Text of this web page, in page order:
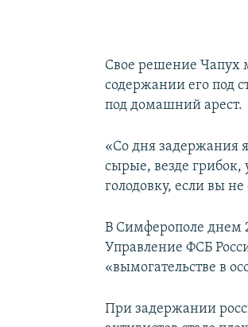
Свое решение Чапух
содержании его под
под домашний арест.
«Со дня задержания
сырые, везде грибок,
голодовку, если вы
В Симферополе днем
Управление ФСБ
«вымогательстве в
При задержании